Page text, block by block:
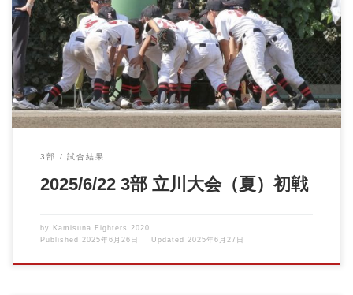
立川大会（夏）初戦が行われました。 これまでたくさん練習を重
ねてきました。 チー […]
3部 試合結果
2025/6/22 3部 立川大会（夏）初戦
by Kamisuna Fighters 2020
Published 2025年6月26日 Updated 2025年6月27日